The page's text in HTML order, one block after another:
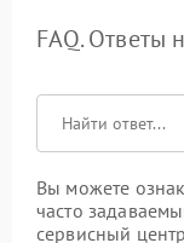
FAQ. Ответы
Вы можете
часто
сервисный